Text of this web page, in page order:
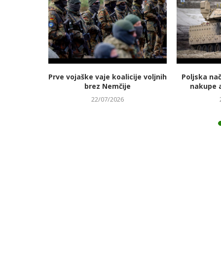
Prve vojaške vaje koalicije voljnih
brez Nemčije
22/07/2026
Poljska
nakupe